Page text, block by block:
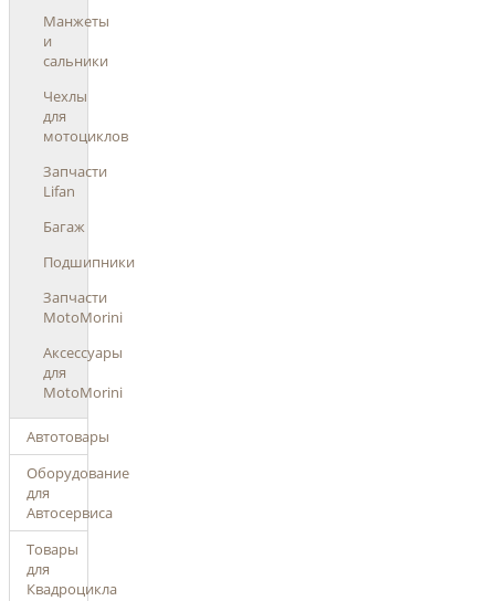
Манжеты
и
сальники
Чехлы
для
мотоциклов
Запчасти
Lifan
Багаж
Подшипники
Запчасти
MotoMorini
Аксессуары
для
MotoMorini
Автотовары
Оборудование
для
Автосервиса
Товары
для
Квадроцикла